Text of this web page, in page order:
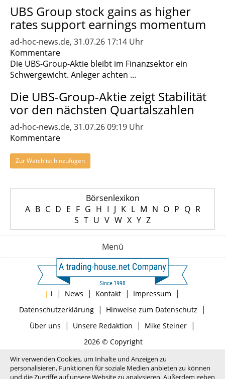
UBS Group stock gains as higher
rates support earnings momentum
ad-hoc-news.de, 31.07.26 17:14 Uhr
Kommentare
Die UBS-Group-Aktie bleibt im Finanzsektor ein
Schwergewicht. Anleger achten ...
Die UBS-Group-Aktie zeigt Stabilität
vor den nächsten Quartalszahlen
ad-hoc-news.de, 31.07.26 09:19 Uhr
Kommentare
Zur Watchlist hinzufügen
Börsenlexikon
A B C D E F G H I J K L M N O P Q R
S T U V W X Y Z
Menü
| i | News | Kontakt | Impressum |
Datenschutzerklärung| Hinweise zum Datenschutz |
Über uns | Unsere Redaktion | Mike Steiner|
2026 © Copyright
Wir verwenden Cookies, um Inhalte und Anzeigen zu
personalisieren, Funktionen für soziale Medien anbieten zu können
und die Zugriffe auf unsere Website zu analysieren. Außerdem geben